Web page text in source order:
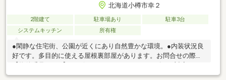
北海道小樽市幸２
2階建て 駐車場あり
駐車3台
システムキッチン
所有権
●閑静な住宅街、公園が近くにあり自然豊かな環境。●内装状況良
好です。多目的に使える屋根裏部屋があります。お問合せの際は
ます。駐車３台以上可、土地50坪以上、ＬＤＫ１８畳以上、南向